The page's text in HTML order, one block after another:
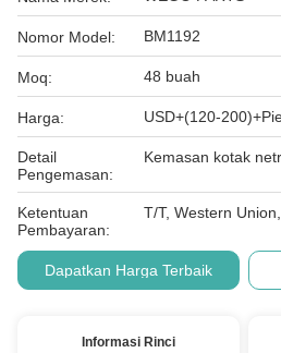
Nomor Model: BM1192
Moq: 48 buah
Harga: USD+(120-
Detail
Pengemasan:
Kemasan kotak
Ketentuan
Pembayaran:
T/T, Western
Dapatkan Harga Terbaik
Informasi Rinci